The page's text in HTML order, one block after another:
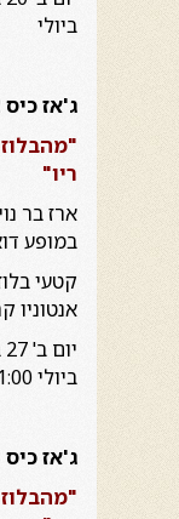
ביולי
ג'אז כיס 2
ריו"
ארז בר
במופע
קטעי
אנטוניו
ביולי 21:00
ג'אז כיס 3